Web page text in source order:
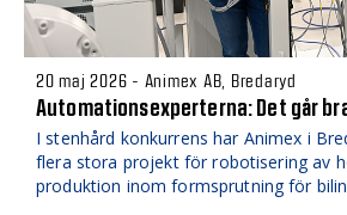
20 maj 2026 - Animex AB, Bredaryd
Automationsexperterna: Det går
I stenhård konkurrens har Animex i
flera stora projekt för robotisering av
produktion inom formsprutning för